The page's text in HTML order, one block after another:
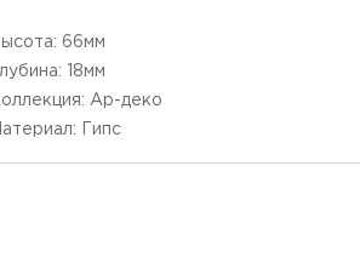
66мм
18мм
Ар-деко
Гипс